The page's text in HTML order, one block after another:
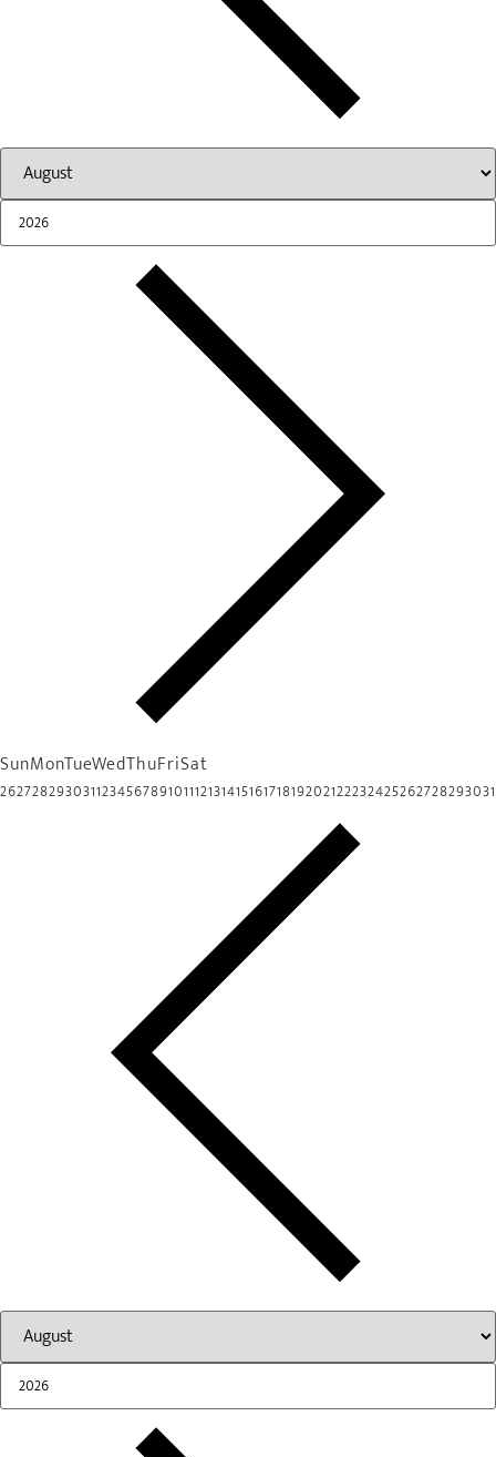
SunMonTueWedThuFriSat
26272829303112345678910111213141516171819202122232425262728293031